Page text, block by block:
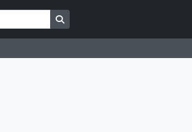
Busque na página de navegação